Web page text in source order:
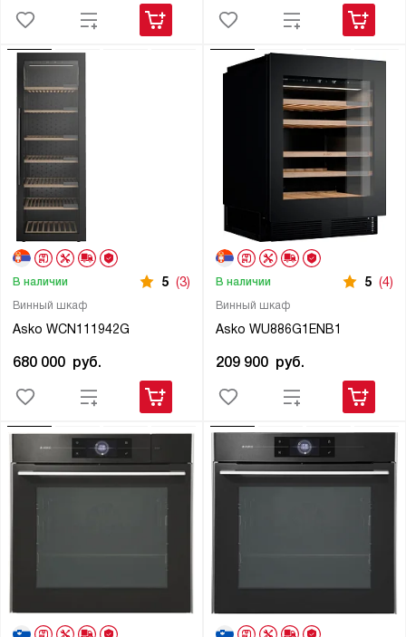
Винный шкаф
Asko WCN111942G
В наличии 5 (3)
680 000 руб.
Винный шкаф
Asko WU886G1ENB1
В наличии 5 (4)
209 900 руб.